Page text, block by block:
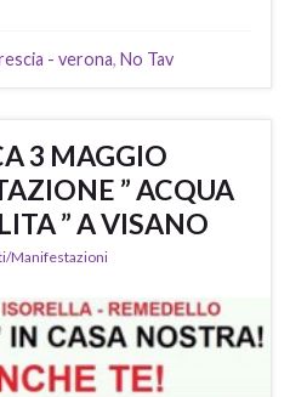
- verona, No Tav
3 MAGGIO
” ACQUA
” A VISANO
Manifestazioni